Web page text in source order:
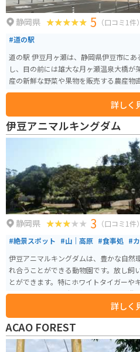
静岡県 5 （口コミ1件）
#道の駅
道の駅 伊豆月ヶ瀬は、静岡県伊豆市に
し、目の前には雄大な月ヶ瀬温泉大橋が架かっていま
産の新鮮な野菜や果物を販売する農産物
産コーナーがあります。 食事処では、地元産の食材を使った蕎麦や猪鍋など
も人気があります。 周辺には、伊豆スカイラインや西伊豆スカイラインなど
のワインディングロードがあり、多くの
バイクスタンドや休憩スペースも用意さ
あります。 雄大な自然の中で、地元の美味しいものを味わったり、温泉で疲
れを癒したり、思い思いの時間を過ごす
詳しく
伊豆アニマルキングダム
静岡県 3 （口コミ1件）
#絶景スポット #山｜高原 #食事処 #
伊豆アニマルキングダムは、豊かな自然
れ合うことができる動物園です。放し飼
とができます。特にホワイトタイガーや
ちとのふれあいは大人気です。また、遊
り、1人でもグループでも一日中楽しむ
にあるので、天気が良い日には太平洋に
景色も楽しめるレジャー施設です。
詳しく
ACAO FOREST